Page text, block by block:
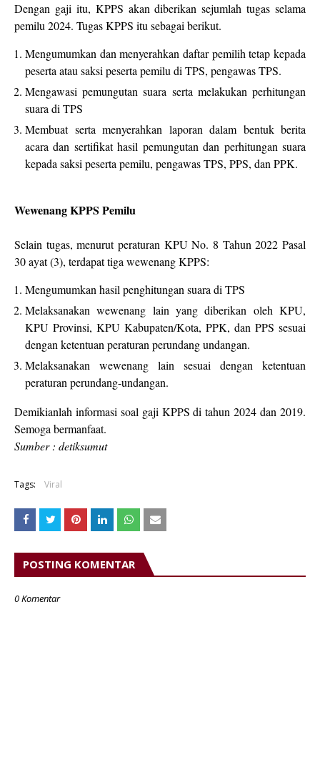
Dengan gaji itu, KPPS akan diberikan sejumlah tugas selama
pemilu 2024. Tugas KPPS itu sebagai berikut.
Mengumumkan dan menyerahkan daftar pemilih tetap kepada
peserta atau saksi peserta pemilu di TPS, pengawas TPS.
Mengawasi pemungutan suara serta melakukan perhitungan
suara di TPS
Membuat serta menyerahkan laporan dalam bentuk berita
acara dan sertifikat hasil pemungutan dan perhitungan suara
kepada saksi peserta pemilu, pengawas TPS, PPS, dan PPK.
Wewenang KPPS Pemilu
Selain tugas, menurut peraturan KPU No. 8 Tahun 2022 Pasal
30 ayat (3), terdapat tiga wewenang KPPS:
Mengumumkan hasil penghitungan suara di TPS
Melaksanakan wewenang lain yang diberikan oleh KPU,
KPU Provinsi, KPU Kabupaten/Kota, PPK, dan PPS sesuai
dengan ketentuan peraturan perundang undangan.
Melaksanakan wewenang lain sesuai dengan ketentuan
peraturan perundang-undangan.
Demikianlah informasi soal gaji KPPS di tahun 2024 dan 2019.
Semoga bermanfaat.
Sumber : detiksumut
Tags: Viral
POSTING KOMENTAR
0 Komentar